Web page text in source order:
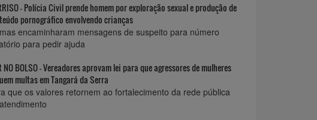
- Polícia Civil prende homem por exploração sexual e produção de
pornográfico envolvendo crianças
encaminharam mensagens de suspeito para número
para pedir ajuda
NO BOLSO - Vereadores aprovam lei para que agressores de mulheres
multas em Tangará da Serra
que os valores retornem ao fortalecimento da rede pública